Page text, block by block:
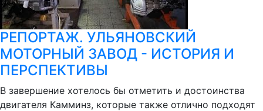
РЕПОРТАЖ. УЛЬЯНОВСКИЙ
МОТОРНЫЙ ЗАВОД - ИСТОРИЯ И
ПЕРСПЕКТИВЫ
В завершение хотелось бы отметить и достоинства
двигателя Камминз, которые также отлично подходят